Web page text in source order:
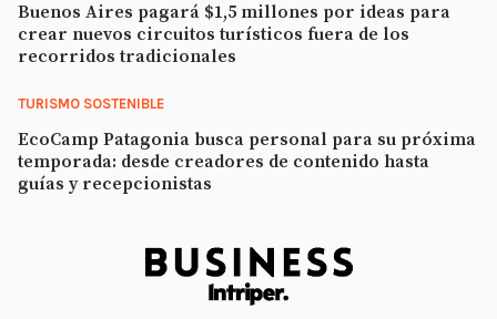
Buenos Aires pagará $1,5 millones por ideas para
crear nuevos circuitos turísticos fuera de los
recorridos tradicionales
TURISMO SOSTENIBLE
EcoCamp Patagonia busca personal para su próxima
temporada: desde creadores de contenido hasta
guías y recepcionistas